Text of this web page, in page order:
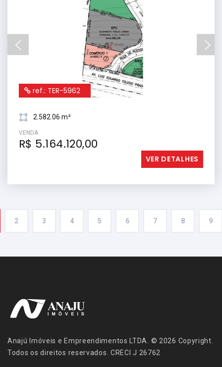
ref.: TER-5962
2.582.06 m²
VENDA
R$ 5.164.120,00
VER DETALHES
2 3 4 5 6 7 8 9
Anajú Imóveis e Empreendimentos LTDA. © 2026 Copyright.
Todos os direitos reservados. CRECI J 26762